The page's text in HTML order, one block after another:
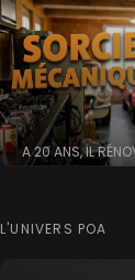
A 20 ANS, IL
L'UNIVERS POA